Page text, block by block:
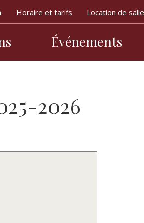
Horaire et tarifs Location de salle
Événements
2026